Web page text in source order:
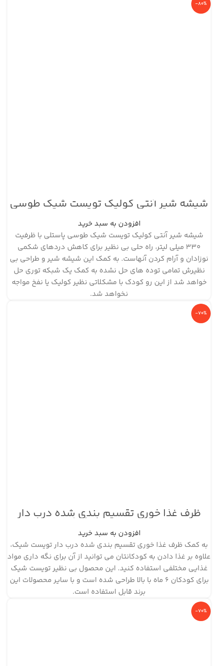
-80%
شیشه شیر آنتی کولیک تویست شیک طوسی
پاستل ظرفیت ۳۳۰ میلی لیتر
افزودن به سبد خرید
شیشه شیر آنتی کولیک تویست شیک طوسی پاستلی با ظرفیت
330 میلی لیتر، راه حلی بی نظیر برای کاهش دردهای شکمی
نوزادان و آرام کردن آنهاست. به کمک این شیشه شیر و طراحی بی
نظیرش تمامی توده های حل نشده به کمک یک شبکه توری حل
خواهد شد از این رو کودک با مشکلاتی نظیر کولیک یا نفخ مواجه
نخواهد شد.
-70%
ظرف غذا خوری تقسیم بندی شده درب دار
سفید تویست شیک
افزودن به سبد خرید
به کمک ظرف غذا خوری تقسیم بندی شده درب دار تویست شیک،
علاوه بر غذا دادن به کودکانتان می توانید از آن برای نگه داری مواد
غذایی مختلفی استفاده کنید. این محصول بی نظیر تویست شیک
برای کودکان 6 ماه با بالا طراحی شده است و با سایر محصولات این
برند قابل استفاده است.
-70%